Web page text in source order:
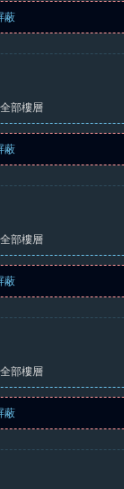
蔽
部樓層
蔽
部樓層
蔽
部樓層
蔽